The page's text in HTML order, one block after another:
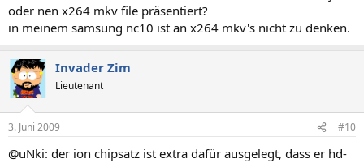
oder nen x264 mkv file präsentiert?
in meinem samsung nc10 ist an x264 mkv's nicht zu denken.
Invader Zim
Lieutenant
3. Juni 2009 #10
@uNki: der ion chipsatz ist extra dafür ausgelegt, dass er hd-